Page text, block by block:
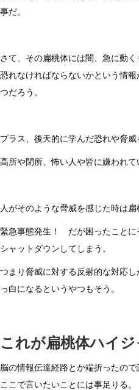
事だ。
さて、その扁桃体には闇、急に動
恐れなければならないかという情
つだろう。
プラス、後天的に学んだ恐れや脅威
高所や閉所、怖い人や皆に嫌われて
人がそのような脅威を感じた時は扁
緊急事態発生！ だが困ったことに
シャットダウンしてしまう。
つまり脅威に対する反射的な対応
っ白になるというやつもそう。
これが扁桃体ハイジ
脳の情報伝達経路とか端折ったの
ここで言いたいことには事足りる。